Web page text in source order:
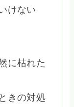
けない
に枯れた
きの対処